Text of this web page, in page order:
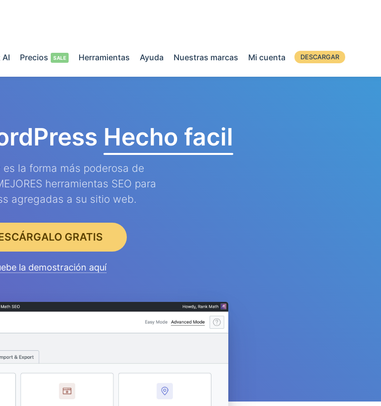
Precios Herramientas Ayuda Nuestras marcas Mi cuenta DESCARGAR
Hecho facil
es la forma más poderosa de
herramientas SEO para
agregadas a su sitio web.
GRATIS
la demostración aquí